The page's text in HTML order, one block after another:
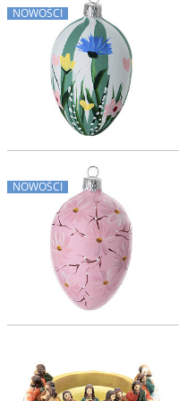
NOWOŚCI
NOWOŚCI